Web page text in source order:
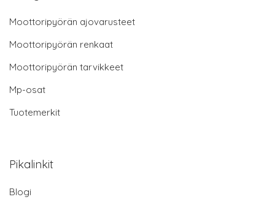
Moottoripyörän ajovarusteet
Moottoripyörän renkaat
Moottoripyörän tarvikkeet
Mp-osat
Tuotemerkit
Pikalinkit
Blogi